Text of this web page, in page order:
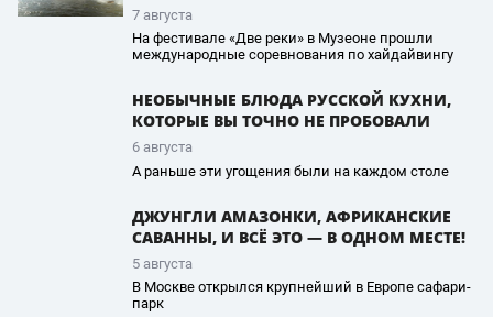
7 августа
На фестивале «Две реки» в Музеоне прошли
международные соревнования по хайдайвингу
НЕОБЫЧНЫЕ БЛЮДА РУССКОЙ КУХНИ,
КОТОРЫЕ ВЫ ТОЧНО НЕ ПРОБОВАЛИ
6 августа
А раньше эти угощения были на каждом столе
ДЖУНГЛИ АМАЗОНКИ, АФРИКАНСКИЕ
САВАННЫ, И ВСЁ ЭТО — В ОДНОМ МЕСТЕ!
5 августа
В Москве открылся крупнейший в Европе сафари-
парк